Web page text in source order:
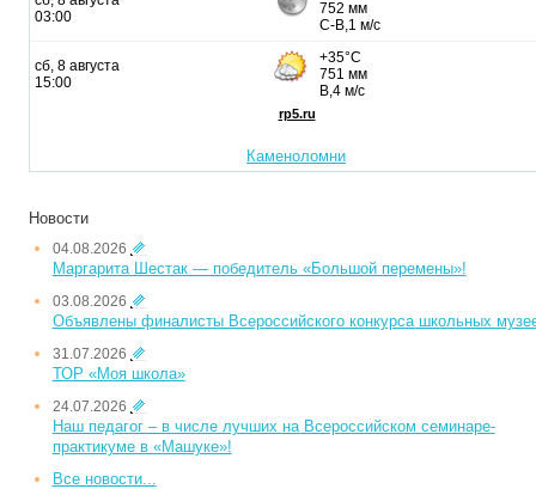
Каменоломни
Новости
04.08.2026
Маргарита Шестак — победитель «Большой перемены»!
03.08.2026
Объявлены финалисты Всероссийского конкурса школьных
31.07.2026
ТОР «Моя школа»
24.07.2026
Наш педагог – в числе лучших на Всероссийском семинаре-
практикуме в «Машуке»!
Все новости...